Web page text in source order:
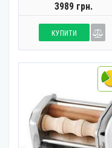
3989 грн.
КУПИТИ